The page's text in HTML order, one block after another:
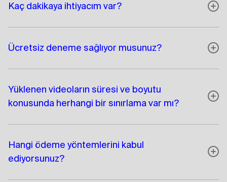
Kaç dakikaya ihtiyacım var?
Ücretsiz deneme sağlıyor musunuz?
Yüklenen videoların süresi ve boyutu
konusunda herhangi bir sınırlama var mı?
Hangi ödeme yöntemlerini kabul
ediyorsunuz?